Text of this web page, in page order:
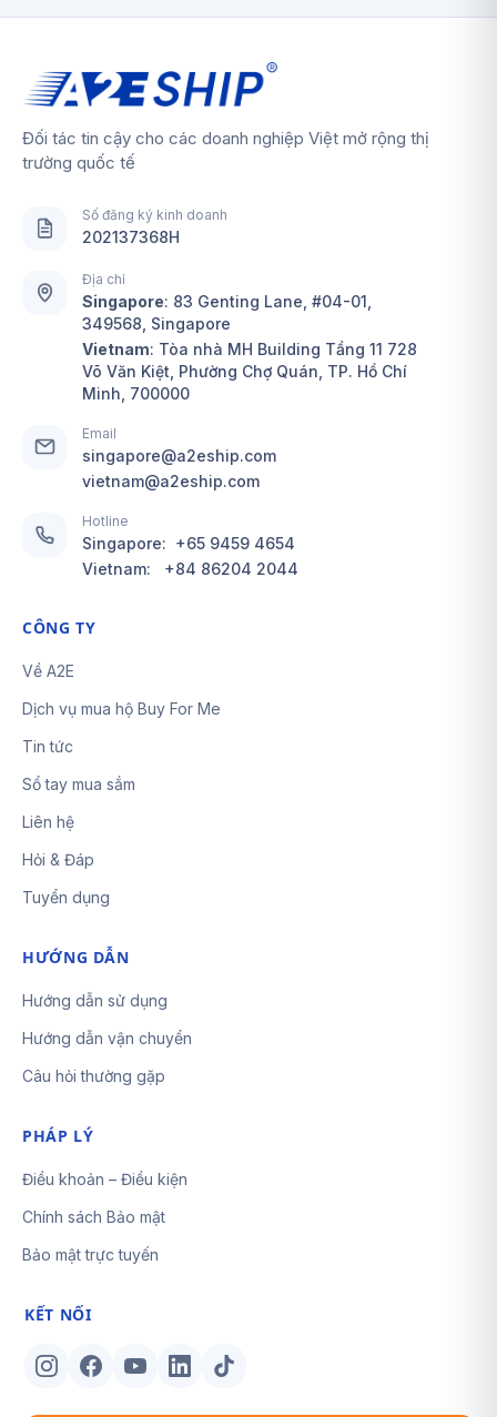
Đối tác tin cậy cho các doanh nghiệp Việt mở rộng thị
trường quốc tế
Số đăng ký kinh doanh
202137368H
Địa chỉ
Singapore: 83 Genting Lane, #04-01,
349568, Singapore
Vietnam: Tòa nhà MH Building Tầng 11 728
Võ Văn Kiệt, Phường Chợ Quán, TP. Hồ Chí
Minh, 700000
Email
singapore@a2eship.com
vietnam@a2eship.com
Hotline
Singapore: +65 9459 4654
Vietnam: +84 86204 2044
CÔNG TY
Về A2E
Dịch vụ mua hộ Buy For Me
Tin tức
Sổ tay mua sắm
Liên hệ
Hỏi & Đáp
Tuyển dụng
HƯỚNG DẪN
Hướng dẫn sử dụng
Hướng dẫn vận chuyển
Câu hỏi thường gặp
PHÁP LÝ
Điều khoản – Điều kiện
Chính sách Bảo mật
Bảo mật trực tuyến
KẾT NỐI